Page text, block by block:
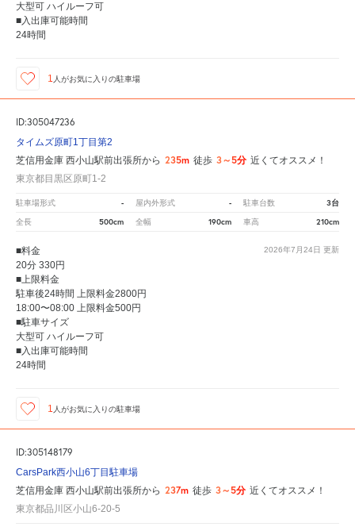
大型可 ハイルーフ可
■入出庫可能時間
24時間
1 人がお気に入りの駐車場
ID:305047236
タイムズ原町1丁目第2
芝信用金庫 西小山駅前出張所から 235m 徒歩 3～5分 近くてオススメ！
東京都目黒区原町1-2
駐車場形式 - 屋内外形式 - 駐車台数 3台
全長 500cm 全幅 190cm 車高 210cm
2026年7月24日 更新
■料金
20分 330円
■上限料金
駐車後24時間 上限料金2800円
18:00〜08:00 上限料金500円
■駐車サイズ
大型可 ハイルーフ可
■入出庫可能時間
24時間
1 人がお気に入りの駐車場
ID:305148179
CarsPark西小山6丁目駐車場
芝信用金庫 西小山駅前出張所から 237m 徒歩 3～5分 近くてオススメ！
東京都品川区小山6-20-5